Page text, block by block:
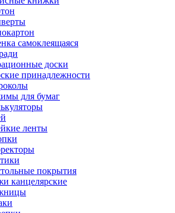
самоклеящаяся
доски
принадлежности
для бумаг
ленты
покрытия
канцелярские